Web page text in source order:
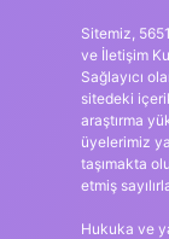
Sitemiz,
ve İletişim
Sağlayıcı
sitedeki
araştırma
üyelerimiz
taşımakta
etmiş
Hukuka ve